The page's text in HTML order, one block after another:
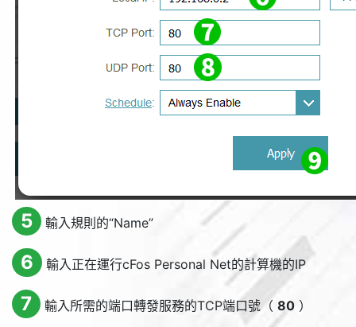
5 輸入規則的“Name”
6 輸入正在運行cFos Personal Net的計算機的IP
7 輸入所需的端口轉發服務的TCP端口號（ 80）